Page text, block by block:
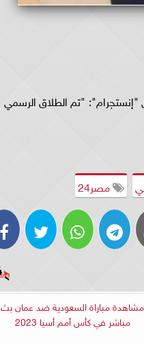
"إنستجرام": "تم الطلاق الرسمي
مصر24
مشاهدة مباراة السعودية ضد عمان بث
مباشر في كأس أمم أسيا 2023